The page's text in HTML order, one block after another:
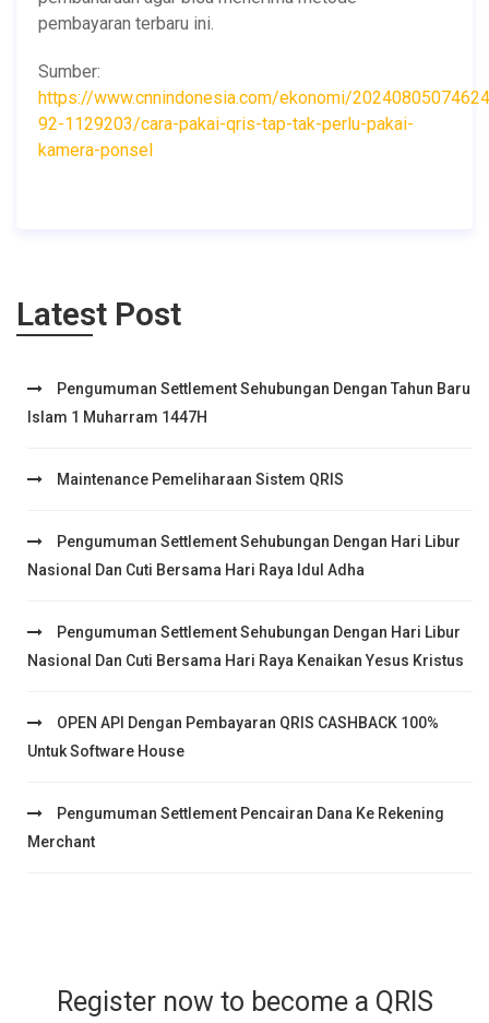
pembayaran terbaru ini.
Sumber:
https://www.cnnindonesia.com/ekonomi/
92-1129203/cara-pakai-qris-tap-tak-perlu-pakai-
kamera-ponsel
Latest Post
Pengumuman Settlement Sehubungan Dengan Tahun Baru
Islam 1 Muharram 1447H
Maintenance Pemeliharaan Sistem QRIS
Pengumuman Settlement Sehubungan Dengan Hari Libur
Nasional Dan Cuti Bersama Hari Raya Idul Adha
Pengumuman Settlement Sehubungan Dengan Hari Libur
Nasional Dan Cuti Bersama Hari Raya Kenaikan Yesus Kristus
OPEN API Dengan Pembayaran QRIS CASHBACK 100%
Untuk Software House
Pengumuman Settlement Pencairan Dana Ke Rekening
Merchant
Register now to become a QRIS